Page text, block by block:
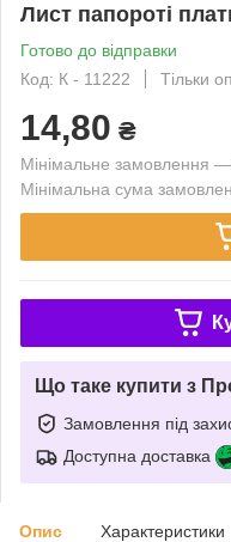
Лист папороті
Готово до відправки
Код: К - 11222
Тільки
14,80 ₴
Мінімальне замовлення
Мінімальна сума
Що таке купити з
Замовлення під
Доступна доставка
Опис Характеристики